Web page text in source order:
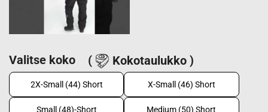
Valitse koko ( Kokotaulukko )
2X-Small (44) Short X-Small (46) Short
Small (48)-Short Medium (50) Short